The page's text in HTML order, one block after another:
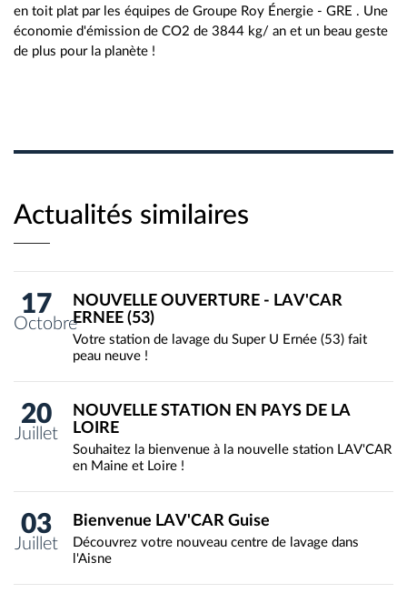
en toit plat par les équipes de Groupe Roy Énergie - GRE . Une
économie d'émission de CO2 de 3844 kg/ an et un beau geste
de plus pour la planète !
Actualités similaires
17
Octobre
NOUVELLE OUVERTURE - LAV'CAR
ERNEE (53)
Votre station de lavage du Super U Ernée (53) fait
peau neuve !
20
Juillet
NOUVELLE STATION EN PAYS DE LA
LOIRE
Souhaitez la bienvenue à la nouvelle station LAV'CAR
en Maine et Loire !
03
Juillet
Bienvenue LAV'CAR Guise
Découvrez votre nouveau centre de lavage dans
l'Aisne